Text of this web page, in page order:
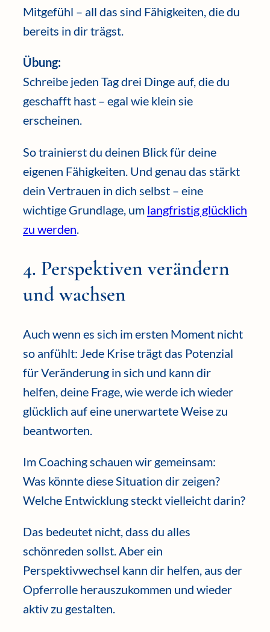
Mitgefühl – all das sind Fähigkeiten, die du
bereits in dir trägst.
Übung:
Schreibe jeden Tag drei Dinge auf, die du
geschafft hast – egal wie klein sie
erscheinen.
So trainierst du deinen Blick für deine
eigenen Fähigkeiten. Und genau das stärkt
dein Vertrauen in dich selbst – eine
wichtige Grundlage, um langfristig glücklich
zu werden
4. Perspektiven verändern
und wachsen
Auch wenn es sich im ersten Moment nicht
so anfühlt: Jede Krise trägt das Potenzial
für Veränderung in sich und kann dir
helfen, deine Frage, wie werde ich wieder
glücklich auf eine unerwartete Weise zu
beantworten.
Im Coaching schauen wir gemeinsam:
Was könnte diese Situation dir zeigen?
Welche Entwicklung steckt vielleicht darin?
Das bedeutet nicht, dass du alles
schönreden sollst. Aber ein
Perspektivwechsel kann dir helfen, aus der
Opferrolle herauszukommen und wieder
aktiv zu gestalten.